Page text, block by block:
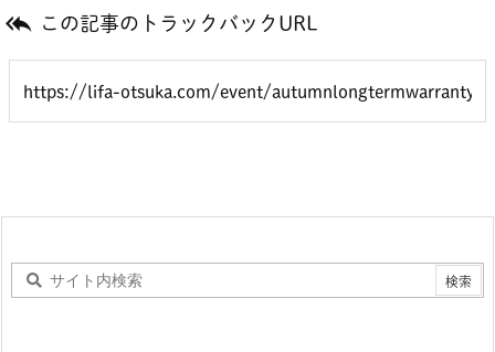
 この記事のトラックバックURL